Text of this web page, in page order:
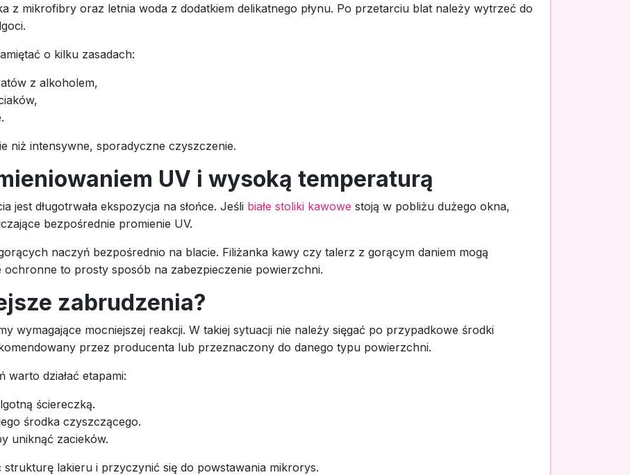
z mikrofibry oraz letnia woda z dodatkiem delikatnego płynu. Po przetarciu blat należy wytrzeć do
o kilku zasadach:
z alkoholem,
niż intensywne, sporadyczne czyszczenie.
UV i wysoką temperaturą
jest długotrwała ekspozycja na słońce. Jeśli białe stoliki kawowe stoją w pobliżu dużego okna,
bezpośrednie promienie UV.
naczyń bezpośrednio na blacie. Filiżanka kawy czy talerz z gorącym daniem mogą
ochronne to prosty sposób na zabezpieczenie powierzchni.
zabrudzenia?
wymagające mocniejszej reakcji. W takiej sytuacji nie należy sięgać po przypadkowe środki
przez producenta lub przeznaczony do danego typu powierzchni.
działać etapami:
ściereczką.
środka czyszczącego.
uniknąć zacieków.
lakieru i przyczynić się do powstawania mikrorys.